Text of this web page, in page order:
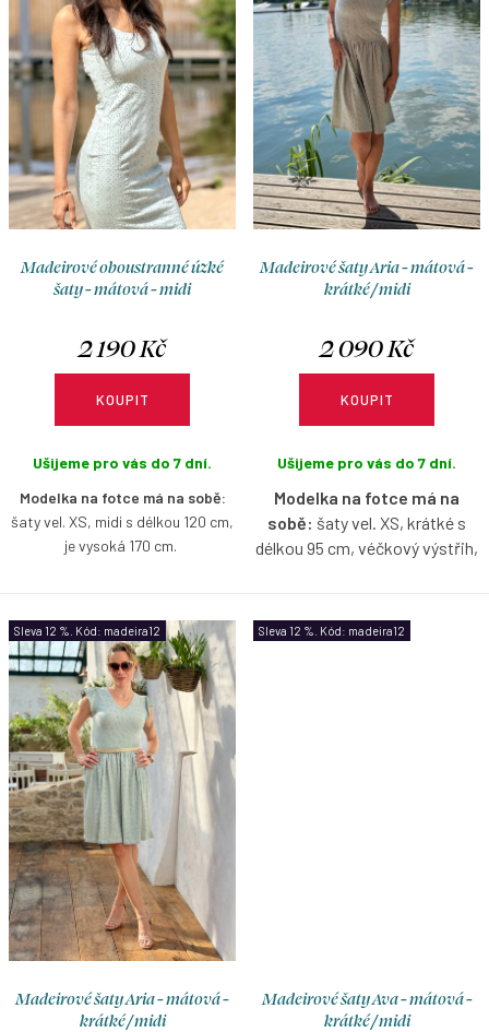
d
u
k
t
ů
o
d
u
k
t
ů
Madeirové oboustranné úzké
šaty - mátová - midi
2 190 Kč
KOUPIT
Ušijeme pro vás do 7 dní.
Modelka na fotce má na sobě:
šaty vel. XS, midi s délkou 120 cm,
je vysoká 170 cm.
midi délce, které krásně kopírují
postavu a zvýrazní ženskou
siluetu. Díky oboustrannému střihu
si můžete zvolit, zda je obléknete
s lodičkovým, nebo hlubším
kulatým výstřihem vpředu.
Decentní rozparek dodává šatům
lehkost, pohodlí při chůzi i špetku
nenucené ženskosti.
Jsou jako
stvořené pro letní dny – obujte k
nim žabky na pláž, sandálky na
posezení v kavárně nebo je
doplňte elegantními doplňky na
večerní procházku.
Madeirové šaty Aria - mátová -
krátké / midi
2 090 Kč
KOUPIT
Ušijeme pro vás do 7 dní.
Modelka na fotce má na
sobě: šaty vel. XS, krátké s
délkou 95 cm, véčkový výstřih,
Pružné šaty z madeirového
úpletu, které budete milovat
Sleva 12 %. Kód: madeira12
Madeirové šaty Aria - mátová -
krátké / midi
Sleva 12 %. Kód: madeira12
Madeirové šaty Ava - mátová -
krátké / midi